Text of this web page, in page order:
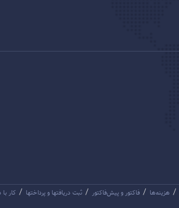
/ هزینه‌ها / فاکتور و پیش‌فاکتور / ثبت دریافتها و پرداختها / کار